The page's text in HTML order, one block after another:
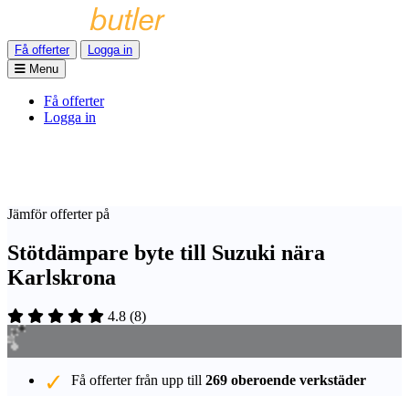
Få offerter
Logga in
Menu
Få offerter
Logga in
Jämför offerter på
Stötdämpare byte till Suzuki nära
Karlskrona
4.8 (8)
Få offerter från upp till 269 oberoende verkstäder